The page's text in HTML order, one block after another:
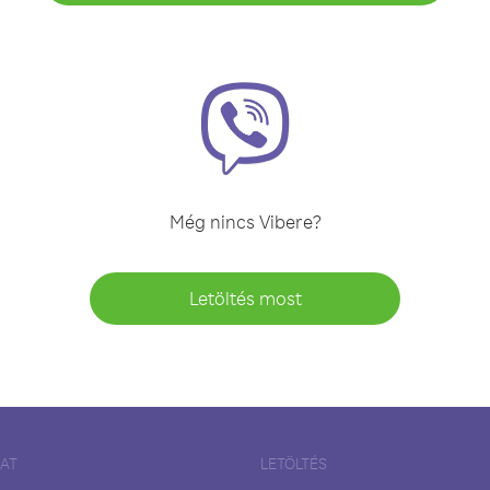
Még nincs Vibere?
Letöltés most
LETÖLTÉS